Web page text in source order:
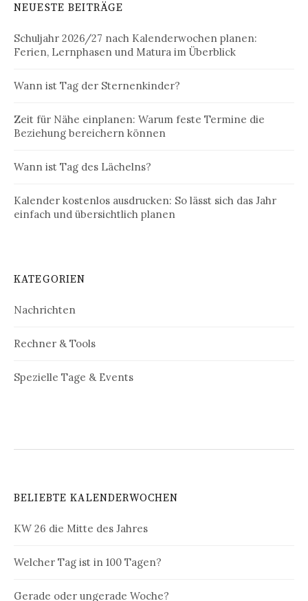
NEUESTE BEITRÄGE
Schuljahr 2026/27 nach Kalenderwochen planen:
Ferien, Lernphasen und Matura im Überblick
Wann ist Tag der Sternenkinder?
Zeit für Nähe einplanen: Warum feste Termine die
Beziehung bereichern können
Wann ist Tag des Lächelns?
Kalender kostenlos ausdrucken: So lässt sich das Jahr
einfach und übersichtlich planen
KATEGORIEN
Nachrichten
Rechner & Tools
Spezielle Tage & Events
BELIEBTE KALENDERWOCHEN
KW 26 die Mitte des Jahres
Welcher Tag ist in 100 Tagen?
Gerade oder ungerade Woche?